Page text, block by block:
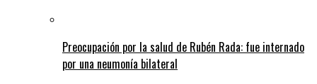
Preocupación por la salud de Rubén Rada: fue internado
por una neumonía bilateral